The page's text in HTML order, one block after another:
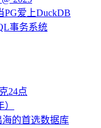
PG爱上DuckDB
事务系统
24点
海的首选数据库